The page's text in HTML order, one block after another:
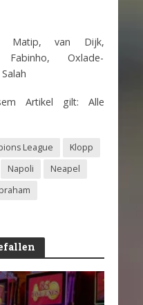
Matip, van Dijk,
Fabinho, Oxlade-
Artikel gilt: Alle
League
Klopp
Napoli
Neapel